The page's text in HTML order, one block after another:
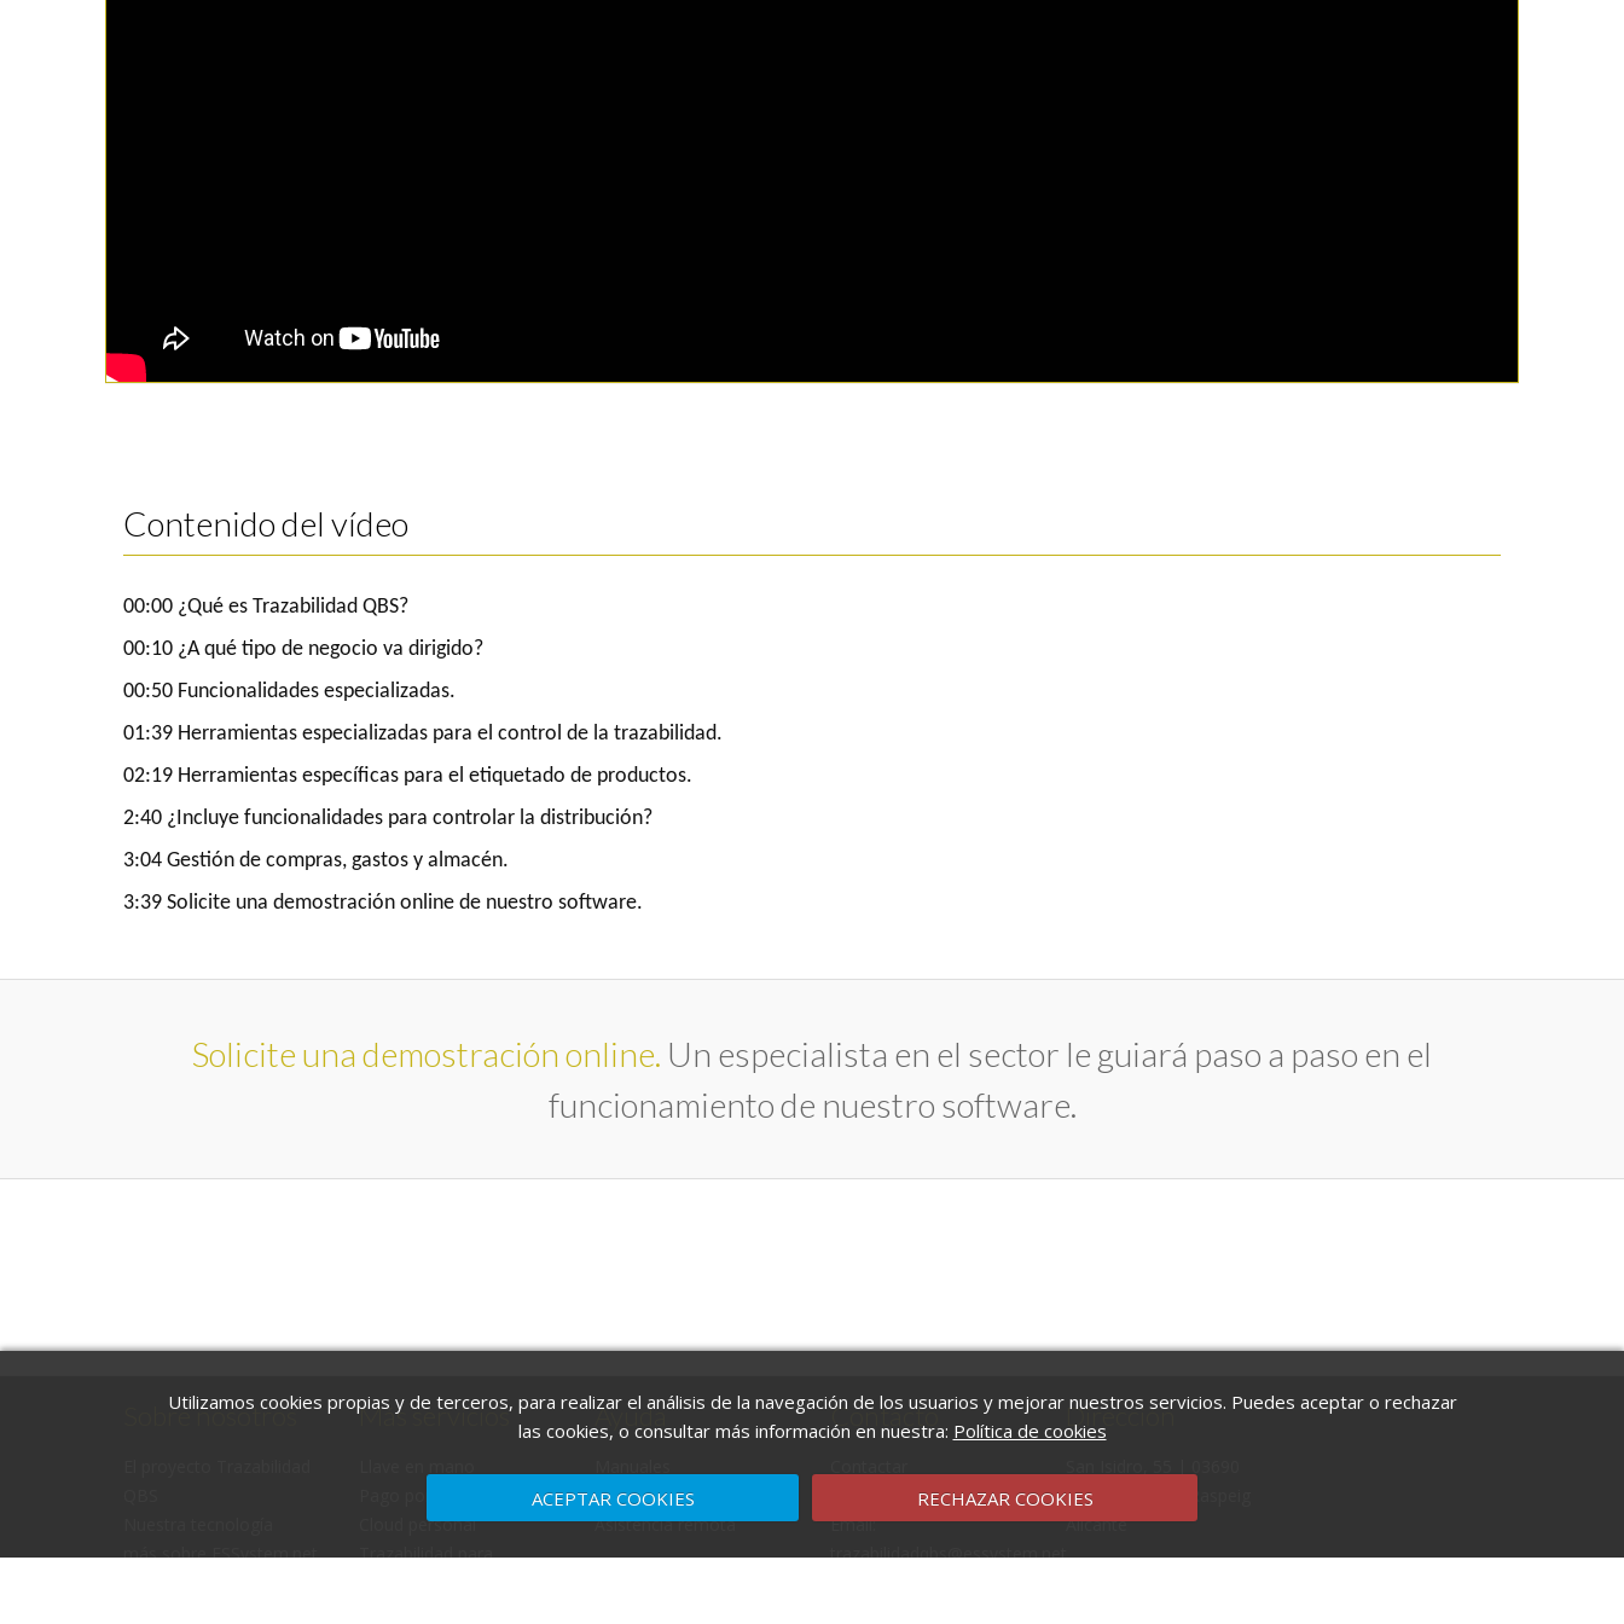
Utilizamos cookies propias y de terceros, para realizar el análisis de la navegación de los usuarios y mejorar nuestros servicios. Puedes aceptar o rechazar
las cookies, o consultar más información en nuestra: Política de cookies
ACEPTAR COOKIES RECHAZAR COOKIES
Contenido del vídeo
00:00 ¿Qué es Trazabilidad QBS?
00:10 ¿A qué tipo de negocio va dirigido?
00:50 Funcionalidades especializadas.
01:39 Herramientas especializadas para el control de la trazabilidad.
02:19 Herramientas específicas para el etiquetado de productos.
2:40 ¿Incluye funcionalidades para controlar la distribución?
3:04 Gestión de compras, gastos y almacén.
3:39 Solicite una demostración online de nuestro software.
Solicite una demostración online. Un especialista en el sector le guiará paso a paso en el
funcionamiento de nuestro software.
Sobre nosotros
más sobre ESSystem.net
Más servicios
Cloud personal
Trazabilidad para
Ayuda
Instalador QBS
Asistencia remota
Contacto
(+34) 96 567 18 66
Email:
trazabilidadqbs@essystem.net
Dirección
San Vicente del Raspeig
Alicante